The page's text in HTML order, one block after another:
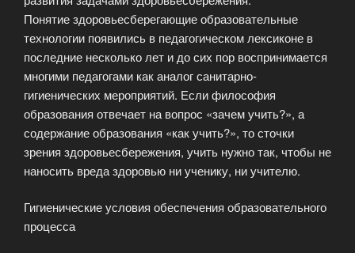
Понятие здоровьесберегающие образовательные
технологии появились в педагогическом лексиконе в
последние несколько лет и до сих пор воспринимается
многими педагогами как аналог санитарно-
гигиенических мероприятий. Если философия
образования отвечает на вопрос «зачем учить?», а
содержание образования «как учить?», то сточки
зрения здоровьесбережения, учить нужно так, чтобы не
наносить вреда здоровью ни ученику, ни учителю.
Гигиенические условия обеспечения образовательного
процесса